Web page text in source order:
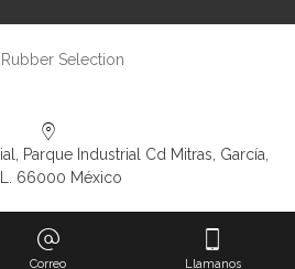
Rubber Selection
Parque Industrial Cd Mitras, García,
66000 México
Correo Llamanos